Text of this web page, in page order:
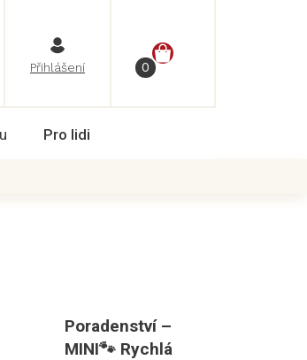
NÁKUPNÍ
Pro lidi
Poradenství –
MINI🐾 Rychlá